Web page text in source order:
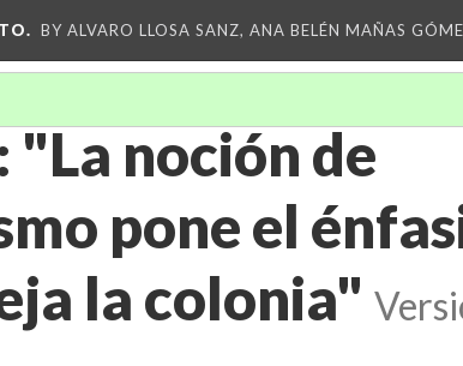
BY ALVARO LLOSA SANZ, ANA BELÉN MAÑAS
noción de
pone el
la colonia"